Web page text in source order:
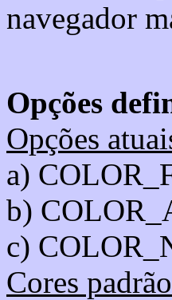
navegador
Opções
Opções
a)
b)
c)
Cores